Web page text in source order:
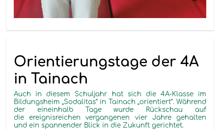
Orientierungstage der 4A
in Tainach
Auch in diesem Schuljahr hat sich die 4A-Klasse im
Bildungsheim „Sodalitas“ in Tainach „orientiert“. Während
der eineinhalb Tage wurde Rückschau auf
die ereignisreichen vergangenen vier Jahre gehalten
und ein spannender Blick in die Zukunft gerichtet.